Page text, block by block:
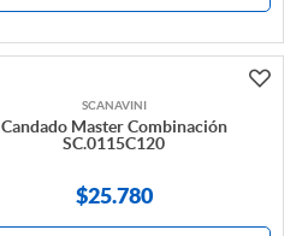
SCANAVINI
Candado Master Combinación
SC.0115C120
$25.780